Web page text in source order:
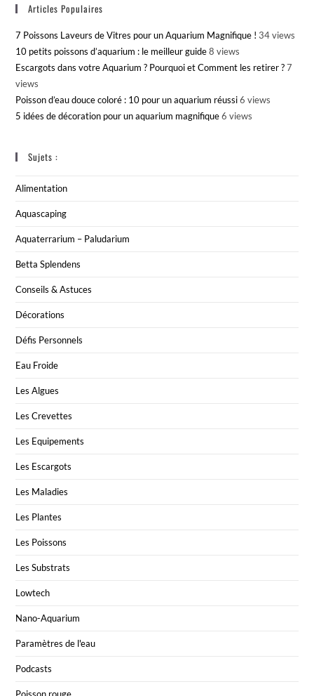
Articles Populaires
7 Poissons Laveurs de Vitres pour un Aquarium Magnifique ! 34 views
10 petits poissons d’aquarium : le meilleur guide 8 views
Escargots dans votre Aquarium ? Pourquoi et Comment les retirer ? 7
views
Poisson d’eau douce coloré : 10 pour un aquarium réussi 6 views
5 idées de décoration pour un aquarium magnifique 6 views
Sujets :
Alimentation
Aquascaping
Aquaterrarium – Paludarium
Betta Splendens
Conseils & Astuces
Décorations
Défis Personnels
Eau Froide
Les Algues
Les Crevettes
Les Equipements
Les Escargots
Les Maladies
Les Plantes
Les Poissons
Les Substrats
Lowtech
Nano-Aquarium
Paramètres de l'eau
Podcasts
Poisson rouge